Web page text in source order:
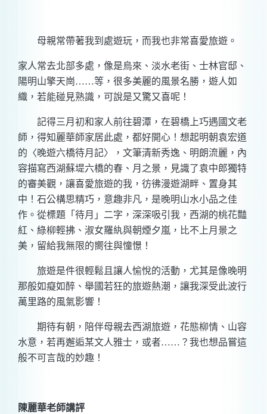
母親常帶著我到處遊玩，而我也非常喜愛旅遊。
家人常去北部多處，像是烏來、淡水老街、士林官邸、
陽明山擎天崗……等，很多美麗的風景名勝，遊人如
織，若能碰見熟識，可說是又驚又喜呢！
記得三月初和家人前往碧潭，在碧橋上巧遇國文老
師，得知麗華師家居此處，都好開心！想起明朝袁宏道
的〈晚遊六橋待月記〉，文筆清新秀逸、明朗流麗，內
容描寫西湖蘇堤六橋的春、月之景，見識了袁中郎獨特
的審美觀，讓喜愛旅遊的我，彷彿漫遊湖畔、置身其
中！石公構思精巧，意趣非凡，是晚明山水小品之佳
作。從標題「待月」二字，深深吸引我，西湖的桃花豔
紅、綠柳輕拂、淑女羅紈與朝煙夕嵐，比不上月景之
美，留給我無限的嚮往與憧憬！
旅遊是件很輕鬆且讓人愉悅的活動，尤其是像晚明
那般如癡如醉、舉國若狂的旅遊熱潮，讓我深受此波行
萬里路的風氣影響！
期待有朝，陪伴母親去西湖旅遊，花態柳情、山容
水意，若再邂逅某文人雅士，或者…… ？我也想品嘗這
般不可言哉的妙趣！
陳麗華老師講評